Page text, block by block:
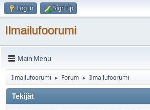
Log in Sign up
Ilmailufoorumi
Main Menu
Ilmailufoorumi ► Forum ► Ilmailufoorumi
Tekijät